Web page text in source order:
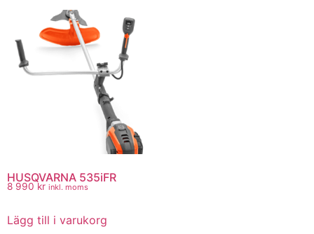
HUSQVARNA 535iFR
8 990 kr inkl. moms
Lägg till i varukorg